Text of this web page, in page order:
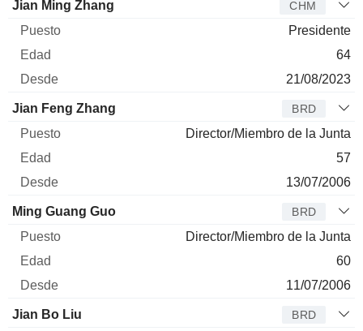
Administrador Puesto
Jian Ming Zhang CHM
Presidente
64
21/08/2023
Jian Feng Zhang BRD
Director/Miembro de la Junta
57
13/07/2006
Ming Guang Guo BRD
Director/Miembro de la Junta
60
11/07/2006
Jian Bo Liu BRD